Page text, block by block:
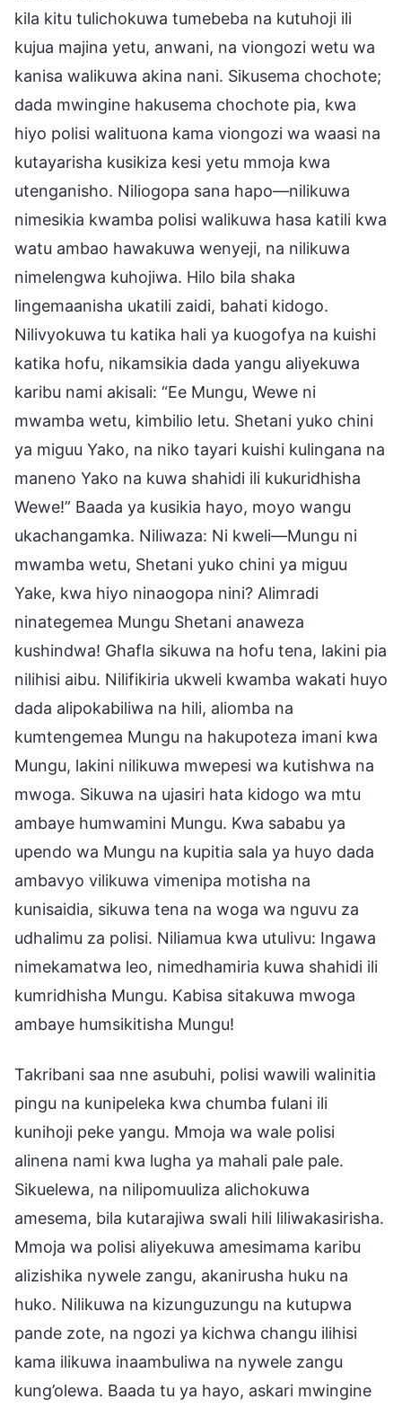
kila kitu tulichokuwa tumebeba na kutuhoji ili
kujua majina yetu, anwani, na viongozi wetu wa
kanisa walikuwa akina nani. Sikusema chochote;
dada mwingine hakusema chochote pia, kwa
hiyo polisi walituona kama viongozi wa waasi na
kutayarisha kusikiza kesi yetu mmoja kwa
utenganisho. Niliogopa sana hapo—nilikuwa
nimesikia kwamba polisi walikuwa hasa katili kwa
watu ambao hawakuwa wenyeji, na nilikuwa
nimelengwa kuhojiwa. Hilo bila shaka
lingemaanisha ukatili zaidi, bahati kidogo.
Nilivyokuwa tu katika hali ya kuogofya na kuishi
katika hofu, nikamsikia dada yangu aliyekuwa
karibu nami akisali: “Ee Mungu, Wewe ni
mwamba wetu, kimbilio letu. Shetani yuko chini
ya miguu Yako, na niko tayari kuishi kulingana na
maneno Yako na kuwa shahidi ili kukuridhisha
Wewe!” Baada ya kusikia hayo, moyo wangu
ukachangamka. Niliwaza: Ni kweli—Mungu ni
mwamba wetu, Shetani yuko chini ya miguu
Yake, kwa hiyo ninaogopa nini? Alimradi
ninategemea Mungu Shetani anaweza
kushindwa! Ghafla sikuwa na hofu tena, lakini pia
nilihisi aibu. Nilifikiria ukweli kwamba wakati huyo
dada alipokabiliwa na hili, aliomba na
kumtengemea Mungu na hakupoteza imani kwa
Mungu, lakini nilikuwa mwepesi wa kutishwa na
mwoga. Sikuwa na ujasiri hata kidogo wa mtu
ambaye humwamini Mungu. Kwa sababu ya
upendo wa Mungu na kupitia sala ya huyo dada
ambavyo vilikuwa vimenipa motisha na
kunisaidia, sikuwa tena na woga wa nguvu za
udhalimu za polisi. Niliamua kwa utulivu: Ingawa
nimekamatwa leo, nimedhamiria kuwa shahidi ili
kumridhisha Mungu. Kabisa sitakuwa mwoga
ambaye humsikitisha Mungu!
Takribani saa nne asubuhi, polisi wawili walinitia
pingu na kunipeleka kwa chumba fulani ili
kunihoji peke yangu. Mmoja wa wale polisi
alinena nami kwa lugha ya mahali pale pale.
Sikuelewa, na nilipomuuliza alichokuwa
amesema, bila kutarajiwa swali hili liliwakasirisha.
Mmoja wa polisi aliyekuwa amesimama karibu
alizishika nywele zangu, akanirusha huku na
huko. Nilikuwa na kizunguzungu na kutupwa
pande zote, na ngozi ya kichwa changu ilihisi
kama ilikuwa inaambuliwa na nywele zangu
kung’olewa. Baada tu ya hayo, askari mwingine